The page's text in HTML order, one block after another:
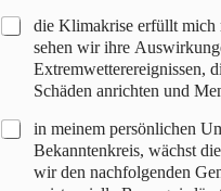
die Klimakrise erfüllt mich
sehen wir ihre
Extremwetterereignissen,
Schäden anrichten und
in meinem persönlichen
Bekanntenkreis, wächst
wir den nachfolgenden